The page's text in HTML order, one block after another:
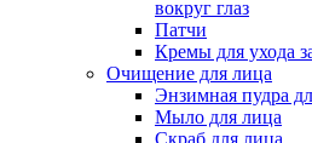
вокруг глаз
Патчи
Кремы для ухода
Очищение для лица
Энзимная пудра
Мыло для лица
Скраб для лица